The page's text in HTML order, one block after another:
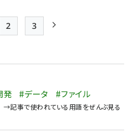
送
り
Page
2
Page
3
発 #データ
#ファイル